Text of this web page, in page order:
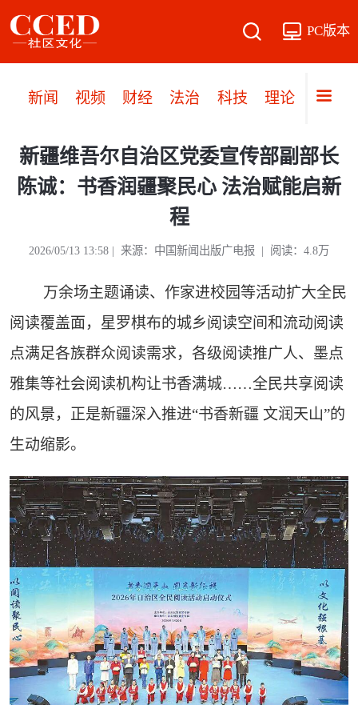
PC版本
新闻 视频 财经 法治 科技 理论 党建
新疆维吾尔自治区党委宣传部副部长
陈诚：书香润疆聚民心 法治赋能启新
程
2026/05/13 13:58 | 来源：中国新闻出版广电报 | 阅读：4.8万
万余场主题诵读、作家进校园等活动扩大全民
阅读覆盖面，星罗棋布的城乡阅读空间和流动阅读
点满足各族群众阅读需求，各级阅读推广人、墨点
雅集等社会阅读机构让书香满城……全民共享阅读
的风景，正是新疆深入推进“书香新疆 文润天山”的
生动缩影。